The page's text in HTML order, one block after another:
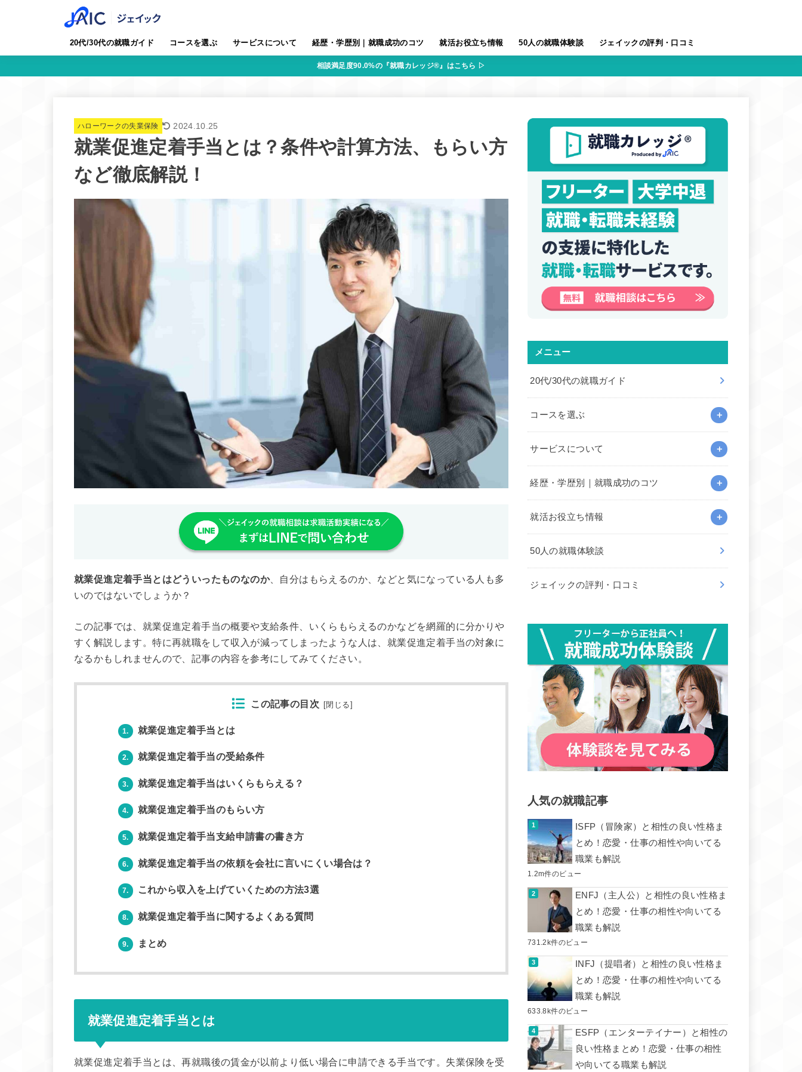
20代/30代の就職ガイド コースを選ぶ サービスについて 経歴・学歴別｜就職成功のコツ 就活お役立ち情報 50人の就職体験談 ジェイックの評判・口コミ
相談満足度90.0%の『就職カレッジ®』はこちら ▷
ハローワークの失業保険 2024.10.25
就業促進定着手当とは？条件や計算方法、もらい方
など徹底解説！
就業促進定着手当とはどういったものなのか、自分はもらえるのか、などと気になっている人も多
いのではないでしょうか？
この記事では、就業促進定着手当の概要や支給条件、いくらもらえるのかなどを網羅的に分かりや
すく解説します。特に再就職をして収入が減ってしまったような人は、就業促進定着手当の対象に
なるかもしれませんので、記事の内容を参考にしてみてください。
この記事の目次 [閉じる]
1. 就業促進定着手当とは
2. 就業促進定着手当の受給条件
3. 就業促進定着手当はいくらもらえる？
4. 就業促進定着手当のもらい方
5. 就業促進定着手当支給申請書の書き方
6. 就業促進定着手当の依頼を会社に言いにくい場合は？
7. これから収入を上げていくための方法3選
8. 就業促進定着手当に関するよくある質問
9. まとめ
就業促進定着手当とは
就業促進定着手当とは、再就職後の賃金が以前より低い場合に申請できる手当です。失業保険を受
メニュー
20代/30代の就職ガイド
コースを選ぶ
サービスについて
経歴・学歴別｜就職成功のコツ
就活お役立ち情報
50人の就職体験談
ジェイックの評判・口コミ
人気の就職記事
ISFP（冒険家）と相性の良い性格ま
とめ！恋愛・仕事の相性や向いてる
職業も解説
1.2m件のビュー
ENFJ（主人公）と相性の良い性格ま
とめ！恋愛・仕事の相性や向いてる
職業も解説
731.2k件のビュー
INFJ（提唱者）と相性の良い性格ま
とめ！恋愛・仕事の相性や向いてる
職業も解説
633.8k件のビュー
ESFP（エンターテイナー）と相性の
良い性格まとめ！恋愛・仕事の相性
や向いてる職業も解説